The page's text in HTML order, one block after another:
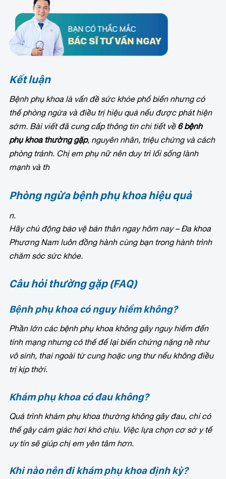
Kết luận
Bệnh phụ khoa là vấn đề sức khỏe phổ biến nhưng có
thể phòng ngừa và điều trị hiệu quả nếu được phát hiện
sớm. Bài viết đã cung cấp thông tin chi tiết về 6 bệnh
phụ khoa thường gặp, nguyên nhân, triệu chứng và cách
phòng tránh. Chị em phụ nữ nên duy trì lối sống lành
mạnh và th
Phòng ngừa bệnh phụ khoa hiệu quả
n.
Hãy chủ động bảo vệ bản thân ngay hôm nay – Đa khoa
Phương Nam luôn đồng hành cùng bạn trong hành trình
chăm sóc sức khỏe.
Câu hỏi thường gặp (FAQ)
Bệnh phụ khoa có nguy hiểm không?
Phần lớn các bệnh phụ khoa không gây nguy hiểm đến
tính mạng nhưng có thể để lại biến chứng nặng nề như
vô sinh, thai ngoài tử cung hoặc ung thư nếu không điều
trị kịp thời.
Khám phụ khoa có đau không?
Quá trình khám phụ khoa thường không gây đau, chỉ có
thể gây cảm giác hơi khó chịu. Việc lựa chọn cơ sở y tế
uy tín sẽ giúp chị em yên tâm hơn.
Khi nào nên đi khám phụ khoa định kỳ?